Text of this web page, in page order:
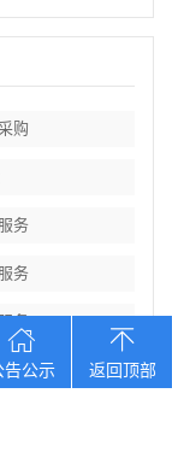
购
务
务
务
告公示 返回顶部